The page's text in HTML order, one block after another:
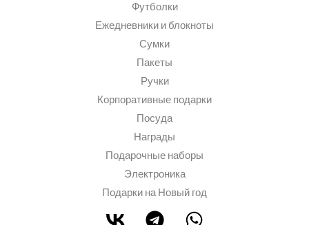
Футболки
Ежедневники и блокноты
Сумки
Пакеты
Ручки
Корпоративные подарки
Посуда
Награды
Подарочные наборы
Электроника
Подарки на Новый год